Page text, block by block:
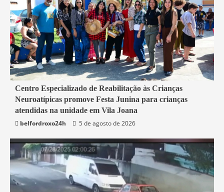
3 min read
Belford Roxo
Centro Especializado de Reabilitação às Crianças
Neuroatípicas promove Festa Junina para crianças
atendidas na unidade em Vila Joana
belfordroxo24h
5 de agosto de 2026